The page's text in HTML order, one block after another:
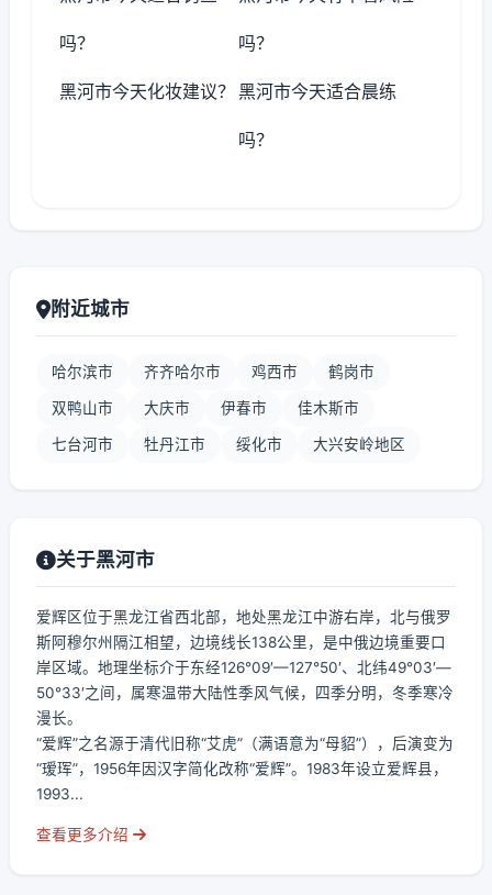
吗？ 吗？
黑河市今天化妆建议？ 黑河市今天适合晨练
吗？
附近城市
哈尔滨市 齐齐哈尔市 鸡西市 鹤岗市
双鸭山市 大庆市 伊春市 佳木斯市
七台河市 牡丹江市 绥化市 大兴安岭地区
关于黑河市
爱辉区位于黑龙江省西北部，地处黑龙江中游右岸，北与俄罗
斯阿穆尔州隔江相望，边境线长138公里，是中俄边境重要口
岸区域。地理坐标介于东经126°09′—127°50′、北纬49°03′—
50°33′之间，属寒温带大陆性季风气候，四季分明，冬季寒冷
漫长。
“爱辉”之名源于清代旧称“艾虎”（满语意为“母貂”），后演变为
“瑷珲”，1956年因汉字简化改称“爱辉”。1983年设立爱辉县，
1993...
查看更多介绍